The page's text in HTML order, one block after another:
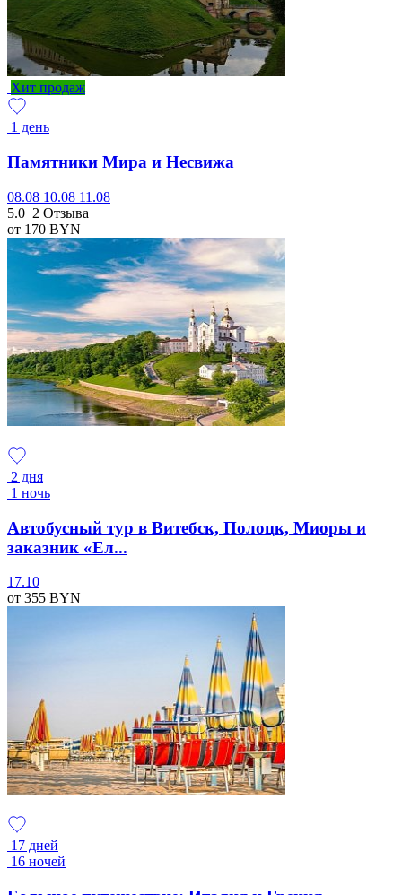
Хит продаж
1 день
Памятники Мира и Несвижа
08.08 10.08 11.08
5.0 2 Отзыва
от 170 BYN
2 дня
1 ночь
Автобусный тур в Витебск, Полоцк, Миоры и
заказник «Ел...
17.10
от 355 BYN
17 дней
16 ночей